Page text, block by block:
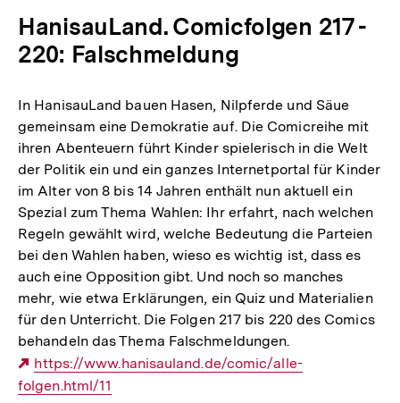
HanisauLand. Comicfolgen 217 -
220: Falschmeldung
In HanisauLand bauen Hasen, Nilpferde und Säue
gemeinsam eine Demokratie auf. Die Comicreihe mit
ihren Abenteuern führt Kinder spielerisch in die Welt
der Politik ein und ein ganzes Internetportal für Kinder
im Alter von 8 bis 14 Jahren enthält nun aktuell ein
Spezial zum Thema Wahlen: Ihr erfahrt, nach welchen
Regeln gewählt wird, welche Bedeutung die Parteien
bei den Wahlen haben, wieso es wichtig ist, dass es
auch eine Opposition gibt. Und noch so manches
mehr, wie etwa Erklärungen, ein Quiz und Materialien
für den Unterricht. Die Folgen 217 bis 220 des Comics
behandeln das Thema Falschmeldungen.
Externer
Link:
https://www.hanisauland.de/comic/alle-
folgen.html/11